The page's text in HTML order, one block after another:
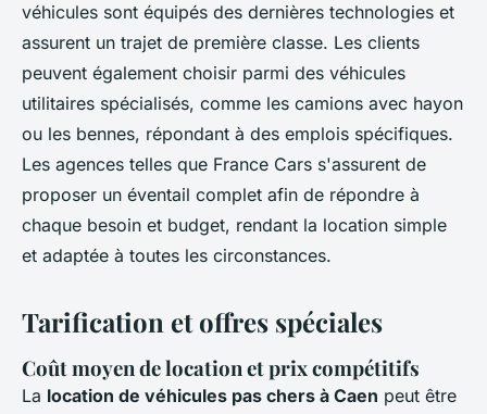
véhicules sont équipés des dernières technologies et
assurent un trajet de première classe. Les clients
peuvent également choisir parmi des véhicules
utilitaires spécialisés, comme les camions avec hayon
ou les bennes, répondant à des emplois spécifiques.
Les agences telles que France Cars s'assurent de
proposer un éventail complet afin de répondre à
chaque besoin et budget, rendant la location simple
et adaptée à toutes les circonstances.
Tarification et offres spéciales
Coût moyen de location et prix compétitifs
La location de véhicules pas chers à Caen peut être